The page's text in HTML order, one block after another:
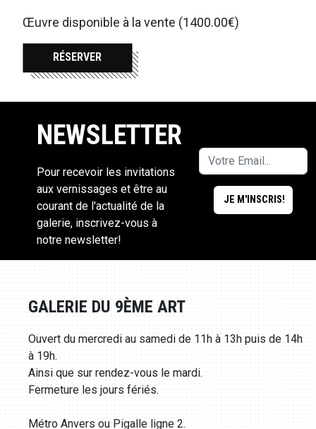
Œuvre disponible à la vente (1400.00€)
RÉSERVER
NEWSLETTER
Pour recevoir les invitations
aux vernissages et être au
courant de l'actualité de la
galerie, inscrivez-vous à
notre newsletter!
GALERIE DU 9ÈME ART
Ouvert du mercredi au samedi de 11h à 13h puis de 14h
à 19h.
Ainsi que sur rendez-vous le mardi.
Fermeture les jours fériés.
Métro Anvers ou Pigalle ligne 2.